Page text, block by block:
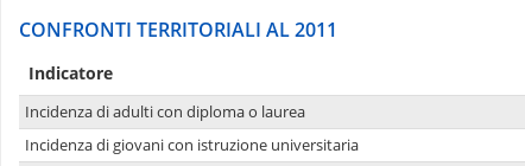
CONFRONTI TERRITORIALI AL 2011
Indicatore
Incidenza di adulti con diploma o laurea
Incidenza di giovani con istruzione universitaria